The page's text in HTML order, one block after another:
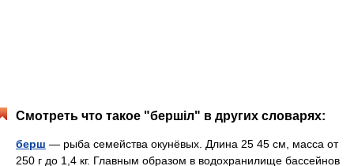
Смотреть что такое "бершіл" в других словарях:
берш — рыба семейства окунёвых. Длина 25 45 см, масса от
250 г до 1,4 кг. Главным образом в водохранилище бассейнов